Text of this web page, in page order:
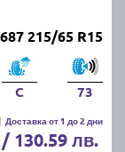
215/65 R15
C 73
| Доставка от 1 до 2 дни
130.59 лв.